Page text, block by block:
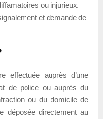
ou injurieux.
et demande de
effectuée auprès d’une
de police ou auprès du
ou du domicile de
déposée directement au